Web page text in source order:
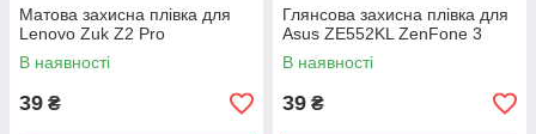
Матова захисна плівка для
Lenovo Zuk Z2 Pro
В наявності
39 ₴
Глянсова захисна плівка для
Asus ZE552KL ZenFone 3
В наявності
39 ₴